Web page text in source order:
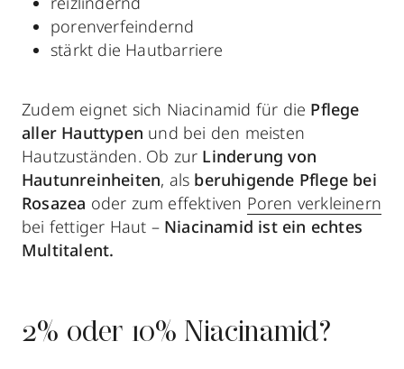
porenverfeindernd
stärkt die Hautbarriere
Zudem eignet sich Niacinamid für die Pflege
aller Hauttypen und bei den meisten
Hautzuständen. Ob zur Linderung von
Hautunreinheiten, als beruhigende Pflege bei
Rosazea oder zum effektiven Poren verkleinern
bei fettiger Haut – Niacinamid ist ein echtes
Multitalent.
2% oder 10% Niacinamid?